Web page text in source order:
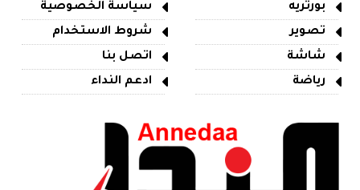
بورتريه
تصوير
شاشة
رياضة
سياسة الخصوصية
شروط الاستخدام
اتصل بنا
ادعم النداء